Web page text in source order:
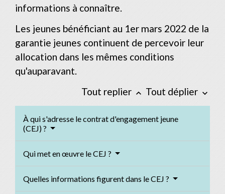
informations à connaître.
Les jeunes bénéficiant au 1er mars 2022 de la
garantie jeunes continuent de percevoir leur
allocation dans les mêmes conditions
qu'auparavant.
Tout replier keyboard_arrow_up Tout déplier keyboard_arrow_down
À qui s'adresse le contrat d'engagement jeune
(CEJ) ?
Qui met en œuvre le CEJ ?
Quelles informations figurent dans le CEJ ?